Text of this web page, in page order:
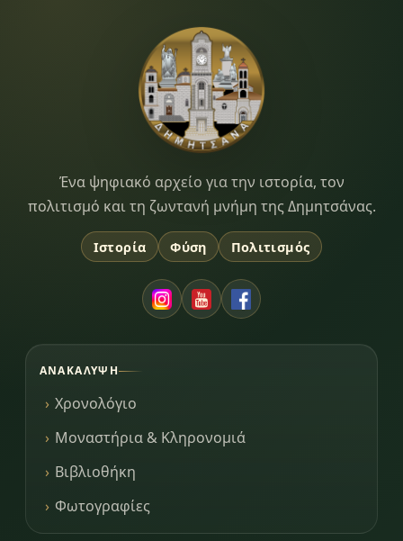
Dimitsana.gr
Ένα ψηφιακό αρχείο για την ιστορία, τον
πολιτισμό και τη ζωντανή μνήμη της Δημητσάνας.
Ιστορία Φύση Πολιτισμός
ΑΝΑΚΆΛΥΨΗ
Χρονολόγιο
Μοναστήρια & Κληρονομιά
Βιβλιοθήκη
Φωτογραφίες